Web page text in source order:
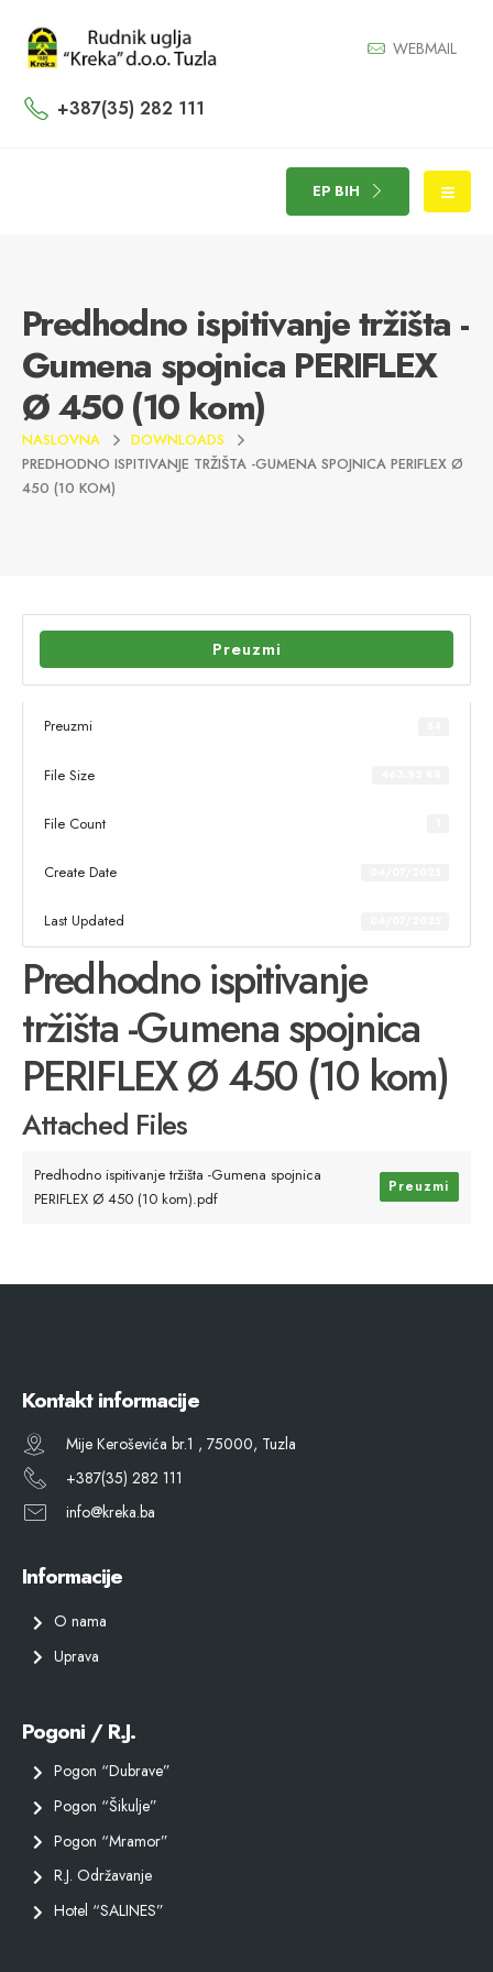
WEBMAIL
+387(35) 282 111
EP BIH
Predhodno ispitivanje tržišta -
Gumena spojnica PERIFLEX
Ø 450 (10 kom)
NASLOVNA
DOWNLOADS
PREDHODNO ISPITIVANJE TRŽIŠTA -GUMENA SPOJNICA PERIFLEX Ø
450 (10 KOM)
Preuzmi
Preuzmi
File Size
File Count
Create Date
Last Updated
Predhodno ispitivanje
tržišta -Gumena spojnica
PERIFLEX Ø 450 (10 kom)
Attached Files
Predhodno ispitivanje tržišta -Gumena spojnica
PERIFLEX Ø 450 (10 kom).pdf
Preuzmi
Kontakt informacije
Mije Keroševića br.1 , 75000, Tuzla
+387(35) 282 111
info@kreka.ba
Informacije
O nama
Uprava
Pogoni / R.J.
Pogon “Dubrave”
Pogon “Šikulje”
Pogon “Mramor”
R.J. Održavanje
Hotel “SALINES”